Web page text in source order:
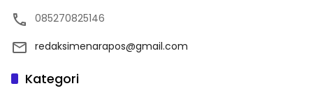
085270825146
redaksimenarapos@gmail.com
Kategori